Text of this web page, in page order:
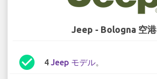
Jeep - Bologna 空港
check_circle 4 Jeep モデル。